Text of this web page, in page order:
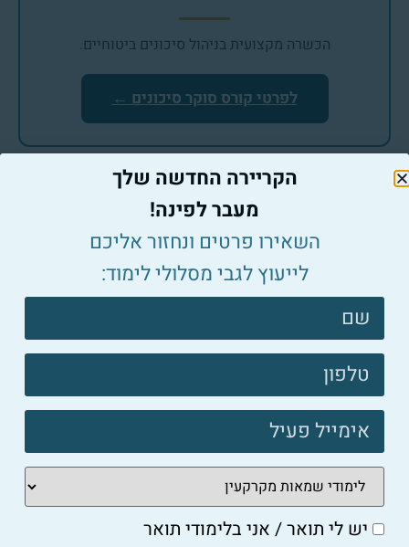
הכשרה מקצועית בניהול סיכונים ביטוחיים.
לפרטי קורס סוקר סיכונים ←
המשיכו לקרוא בנושא סוקר סיכונים
סוקר סיכונים
סוקר סיכונים: איך לבחור את התחום הנכון להתמחות?
למאמר המלא ←
הקריירה החדשה שלך
מעבר לפינה!
השאירו פרטים ונחזור אליכם
לייעוץ לגבי מסלולי לימוד:
צרו
קשר
פוטר
יש לי תואר / אני בלימודי תואר